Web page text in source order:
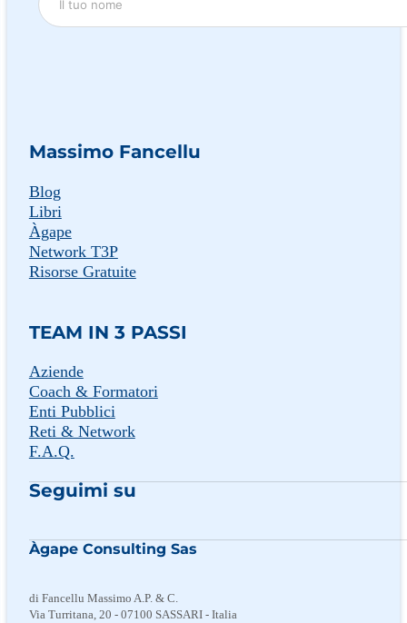
Massimo Fancellu
Blog
Libri
Àgape
Network T3P
Risorse Gratuite
TEAM IN 3 PASSI
Aziende
Coach & Formatori
Enti Pubblici
Reti & Network
F.A.Q.
Seguimi suSeguimi su Facebook
Follow us on Instagram
Follow us on X
Àgape Consulting Sas
di Fancellu Massimo A.P. & C.
Via Turritana, 20 - 07100 SASSARI - Italia